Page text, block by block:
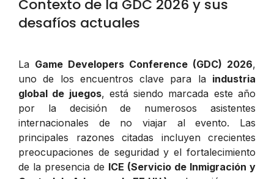
Contexto de la GDC 2026 y sus
desafíos actuales
La Game Developers Conference (GDC) 2026,
uno de los encuentros clave para la industria
global de juegos, está siendo marcada este año
por la decisión de numerosos asistentes
internacionales de no viajar al evento. Las
principales razones citadas incluyen crecientes
preocupaciones de seguridad y el fortalecimiento
de la presencia de ICE (Servicio de Inmigración y